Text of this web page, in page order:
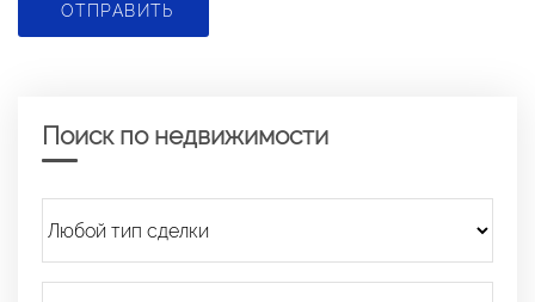
ОТПРАВИТЬ
Поиск по недвижимости